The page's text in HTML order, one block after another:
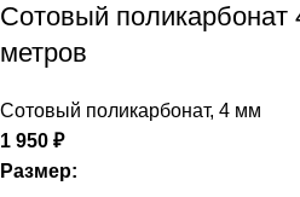
Сотовый
метров
Сотовый поликарбонат, 4 мм
1 950 ₽
Размер: